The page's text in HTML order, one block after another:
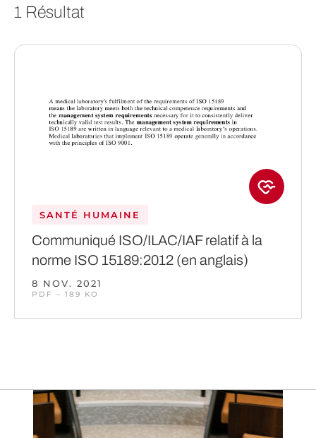
1 Résultat
SANTÉ HUMAINE
Communiqué ISO/ILAC/IAF relatif à la
norme ISO 15189:2012 (en anglais)
8 NOV. 2021
PDF – 189 KO